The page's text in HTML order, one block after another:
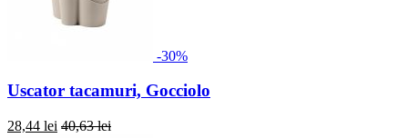
-30%
Uscator tacamuri, Gocciolo
28,44 lei 40,63 lei